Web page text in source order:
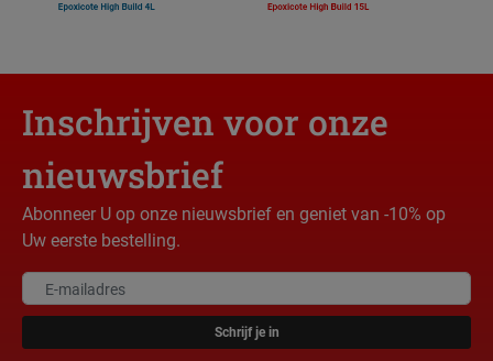
Inschrijven voor onze
nieuwsbrief
Abonneer U op onze nieuwsbrief en geniet van -10% op
Uw eerste bestelling.
Schrijf je in